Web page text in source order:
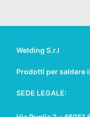
Welding S.r.l
Prodotti per saldare
SEDE LEGALE: